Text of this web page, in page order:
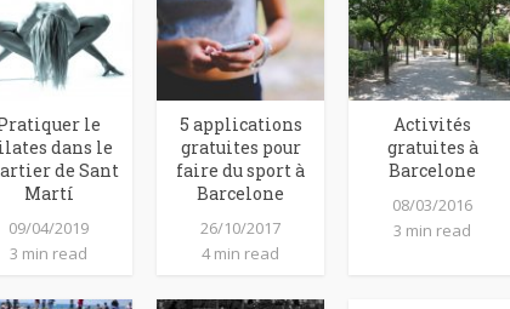
le
dans le
de Sant
Martí
09/04/2019
3 min read
5 applications
gratuites pour
faire du sport à
Barcelone
26/10/2017
4 min read
Activités
gratuites à
Barcelone
08/03/2016
3 min read